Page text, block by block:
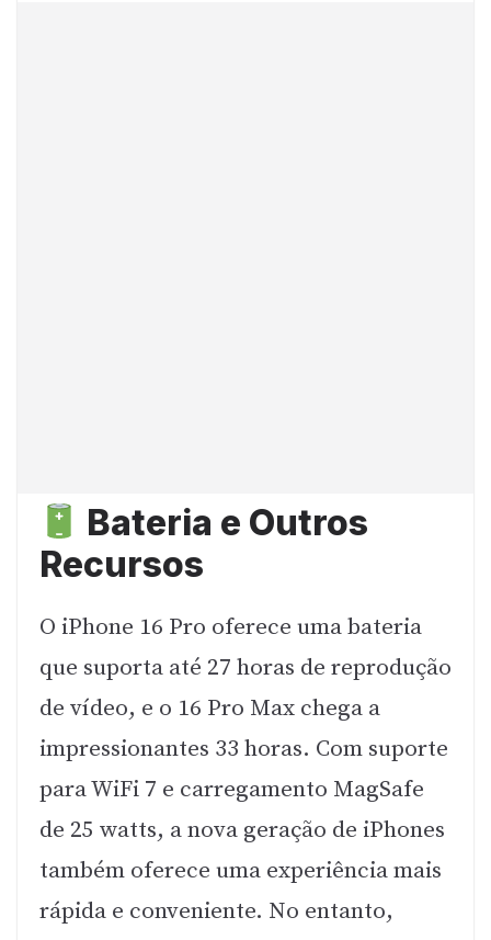
Bateria e Outros
Recursos
O iPhone 16 Pro oferece uma bateria
que suporta até 27 horas de reprodução
de vídeo, e o 16 Pro Max chega a
impressionantes 33 horas. Com suporte
para WiFi 7 e carregamento MagSafe
de 25 watts, a nova geração de iPhones
também oferece uma experiência mais
rápida e conveniente. No entanto,